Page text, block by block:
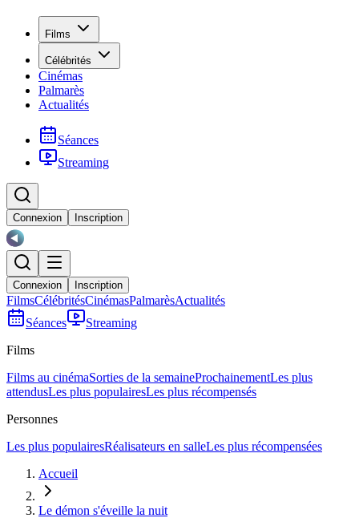
Films
Célébrités
Cinémas
Palmarès
Actualités
Séances
Streaming
Connexion Inscription
Connexion Inscription
FilmsCélébritésCinémasPalmarèsActualités
Séances
Streaming
Films
Films au cinémaSorties de la semaineProchainementLes plus
attendusLes plus populairesLes plus récompensés
Personnes
Les plus populairesRéalisateurs en salleLes plus récompensées
Accueil
Le démon s'éveille la nuit